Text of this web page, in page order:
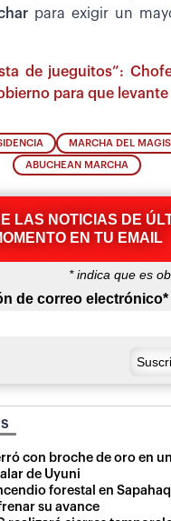
para exigir un
de jueguitos”:
para que
MARCHA DEL
ABUCHEAN MARCHA
LAS NOTICIAS DE
EN TU EMAIL
*indica que es
de correo electrónico*
con broche de oro en
de Uyuni
forestal en
su avance